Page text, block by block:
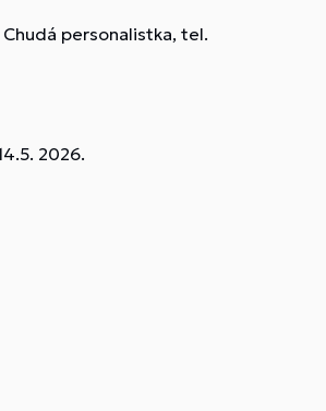
personalistka, tel.
2026.